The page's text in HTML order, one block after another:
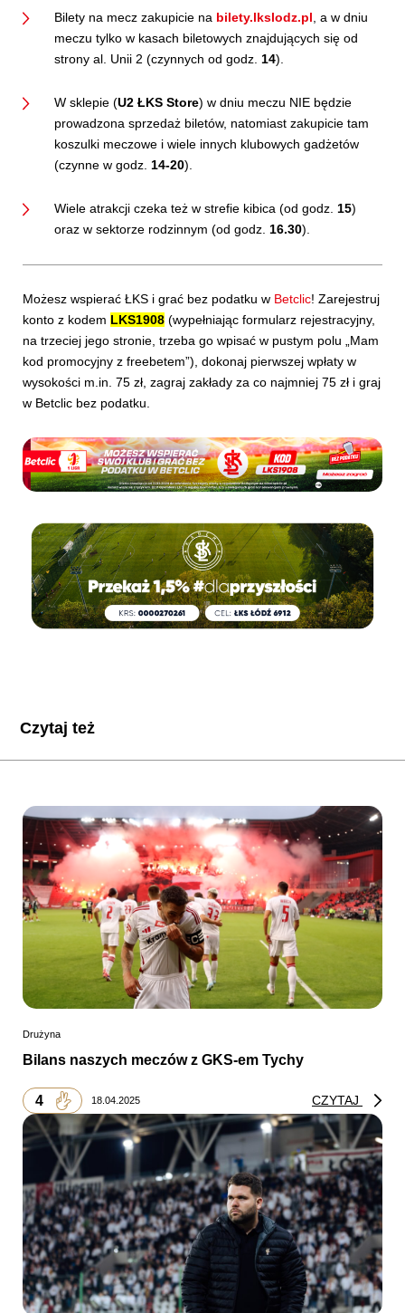
Bilety na mecz zakupicie na bilety.lkslodz.pl, a w dniu
meczu tylko w kasach biletowych znajdujących się od
strony al. Unii 2 (czynnych od godz. 14).
W sklepie (U2 ŁKS Store) w dniu meczu NIE będzie
prowadzona sprzedaż biletów, natomiast zakupicie tam
koszulki meczowe i wiele innych klubowych gadżetów
(czynne w godz. 14-20).
Wiele atrakcji czeka też w strefie kibica (od godz. 15)
oraz w sektorze rodzinnym (od godz. 16.30).
Możesz wspierać ŁKS i grać bez podatku w Betclic! Zarejestruj
konto z kodem LKS1908 (wypełniając formularz rejestracyjny,
na trzeciej jego stronie, trzeba go wpisać w pustym polu „Mam
kod promocyjny z freebetem”), dokonaj pierwszej wpłaty w
wysokości m.in. 75 zł, zagraj zakłady za co najmniej 75 zł i graj
w Betclic bez podatku.
Czytaj też
Drużyna
Bilans naszych meczów z GKS-em Tychy
4 18.04.2025 CZYTAJ